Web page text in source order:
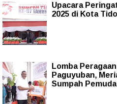
Upacara
2025 di Kota
Lomba
Paguyuban,
Sumpah